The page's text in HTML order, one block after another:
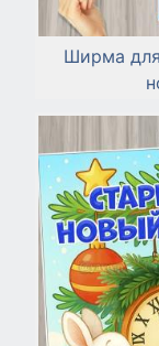
Ширма